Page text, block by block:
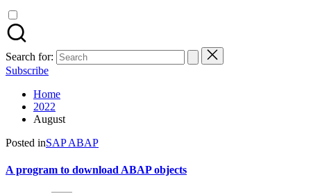
Search for:
Subscribe
Home
2022
August
Posted inSAP ABAP
A program to download ABAP objects